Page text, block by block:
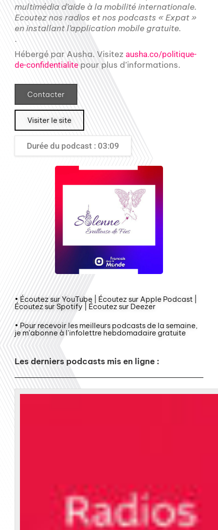
multimédia d’aide à la mobilité internationale.
Ecoutez nos radios et nos podcasts « Expat »
en installant l’application mobile gratuite.
.
Hébergé par Ausha. Visitez ausha.co/politique-
de-confidentialite pour plus d’informations.
Contacter
Visiter le site
Durée du podcast : 03:09
• Écoutez sur YouTube | Écoutez sur Apple Podcast |
Écoutez sur Spotify | Écoutez sur Deezer
• Pour recevoir les meilleurs podcasts de la semaine,
je m'abonne à l'infolettre hebdomadaire gratuite
Les derniers podcasts mis en ligne :